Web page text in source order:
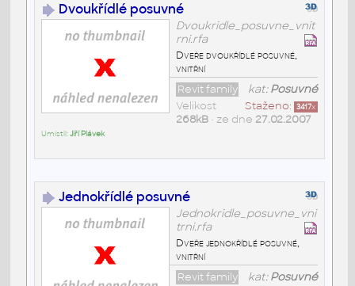
Dvoukřídlé posuvné
Dvoukridle_posuvne_vnit
rni.rfa
Dveře dvoukřídlé posuvné,
vnitřní
kat:Posuvné
Revit family
Staženo: 3417x
Velikost
268kB• ze dne 27.02.2007
Umístil:Jiří Plávek
Jednokřídlé posuvné
Jednokridle_posuvne_vni
trni.rfa
Dveře jednokřídlé posuvné,
vnitřní
kat:Posuvné
Revit family